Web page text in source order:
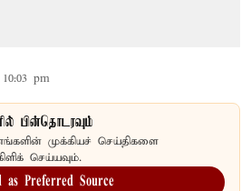
pm
பின்தொடரவும்
முக்கியச் செய்திகளை
செய்யவும்.
as Preferred Source